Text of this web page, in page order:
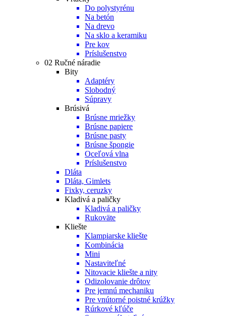
Do polystyrénu
Na betón
Na drevo
Na sklo a keramiku
Pre kov
Príslušenstvo
02 Ručné náradie
Bity
Adaptéry
Slobodný
Súpravy
Brúsivá
Brúsne mriežky
Brúsne papiere
Brúsne pasty
Brúsne špongie
Oceľová vlna
Príslušenstvo
Dláta
Dláta, Gimlets
Fixky, ceruzky
Kladivá a paličky
Kladivá a paličky
Rukoväte
Kliešte
Klampiarske kliešte
Kombinácia
Mini
Nastaviteľné
Nitovacie kliešte a nity
Odizolovanie drôtov
Pre jemnú mechaniku
Pre vnútorné poistné krúžky
Rúrkové kľúče